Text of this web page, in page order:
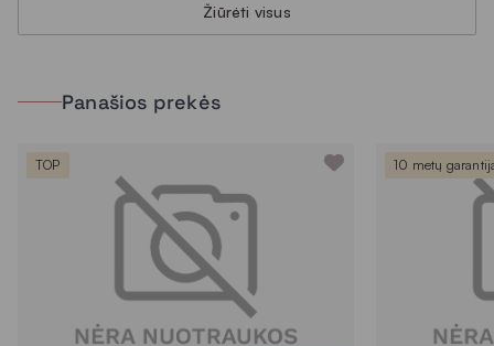
Žiūrėti visus
Panašios prekės
TOP 10 metų